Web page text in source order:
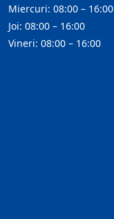
Miercuri: 08:00 – 16:00
Joi: 08:00 – 16:00
Vineri: 08:00 – 16:00